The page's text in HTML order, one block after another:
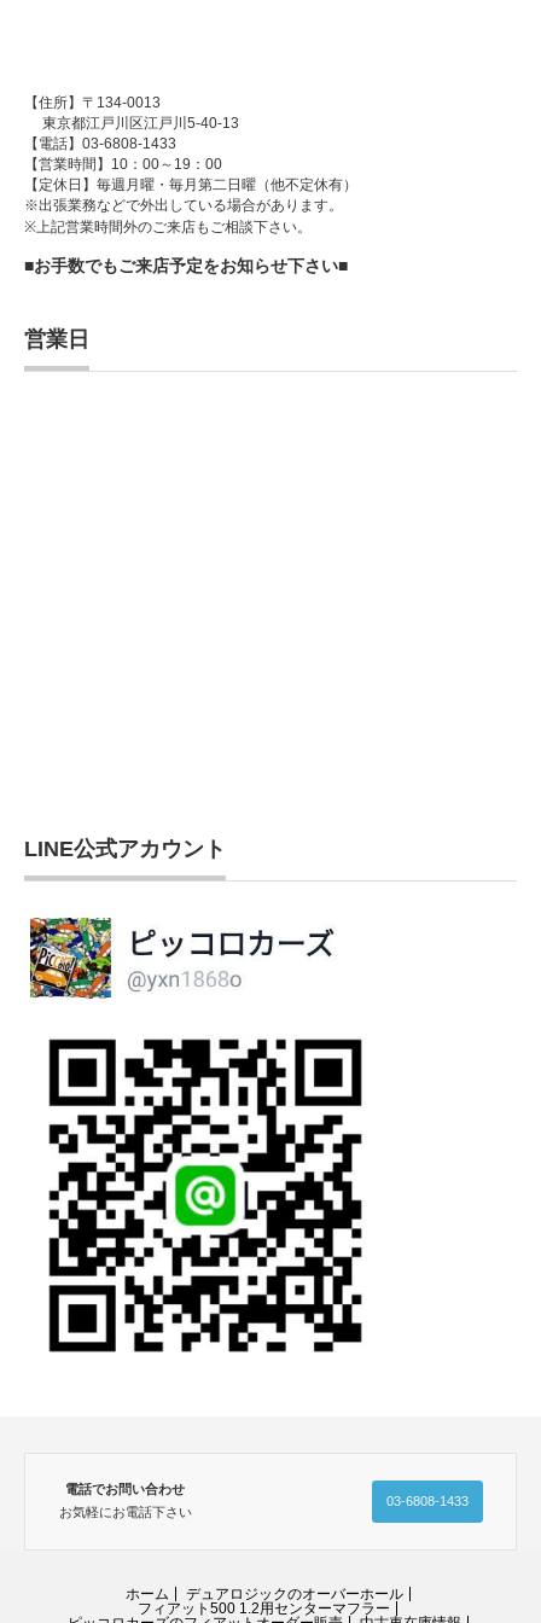
【住所】〒134-0013
東京都江戸川区江戸川5-40-13
【電話】03-6808-1433
【営業時間】10：00～19：00
【定休日】毎週月曜・毎月第二日曜（他不定休有）
※出張業務などで外出している場合があります。
※上記営業時間外のご来店もご相談下さい。
■お手数でもご来店予定をお知らせ下さい■
営業日
LINE公式アカウント
電話でお問い合わせ
お気軽にお電話下さい
03-6808-1433
ホーム
デュアロジックのオーバーホール
フィアット500 1.2用センターマフラー